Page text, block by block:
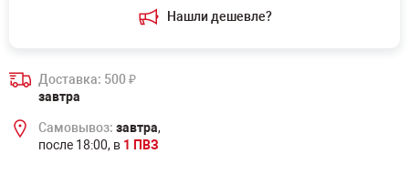
Нашли дешевле?
Доставка: 500₽
завтра
Самовывоз: завтра,
после 18:00, в 1 ПВЗ